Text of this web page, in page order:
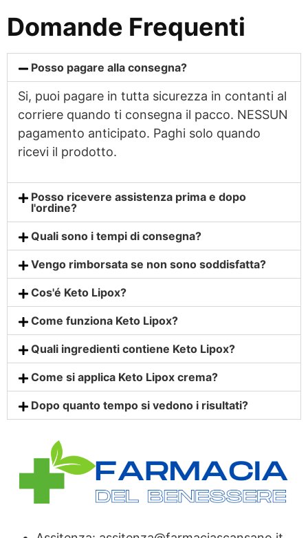
Domande Frequenti
Posso pagare alla consegna?
Si, puoi pagare in tutta sicurezza in contanti al
corriere quando ti consegna il pacco. NESSUN
pagamento anticipato. Paghi solo quando
ricevi il prodotto.
Posso ricevere assistenza prima e dopo
l'ordine?
Quali sono i tempi di consegna?
Vengo rimborsata se non sono soddisfatta?
Cos'é Keto Lipox?
Come funziona Keto Lipox?
Quali ingredienti contiene Keto Lipox?
Come si applica Keto Lipox crema?
Dopo quanto tempo si vedono i risultati?